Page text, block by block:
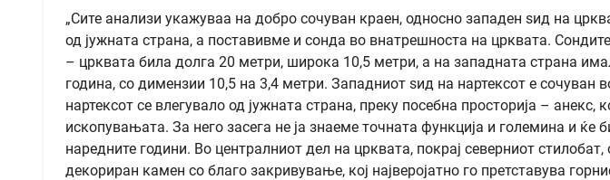
„Сите анализи укажуваа на добро сочуван краен, односно западен ѕид на
од јужната страна, а поставивме и сонда во внатрешноста на црквата.
– црквата била долга 20 метри, широка 10,5 метри, а на западната страна
година, со димензии 10,5 на 3,4 метри. Западниот ѕид на нартексот е сочуван
нартексот се влегувало од јужната страна, преку посебна просторија – анекс,
ископувањата. За него засега не ја знаеме точната функција и големина и
наредните години. Во централниот дел на црквата, покрај северниот
декориран камен со благо закривување, кој најверојатно го претставува